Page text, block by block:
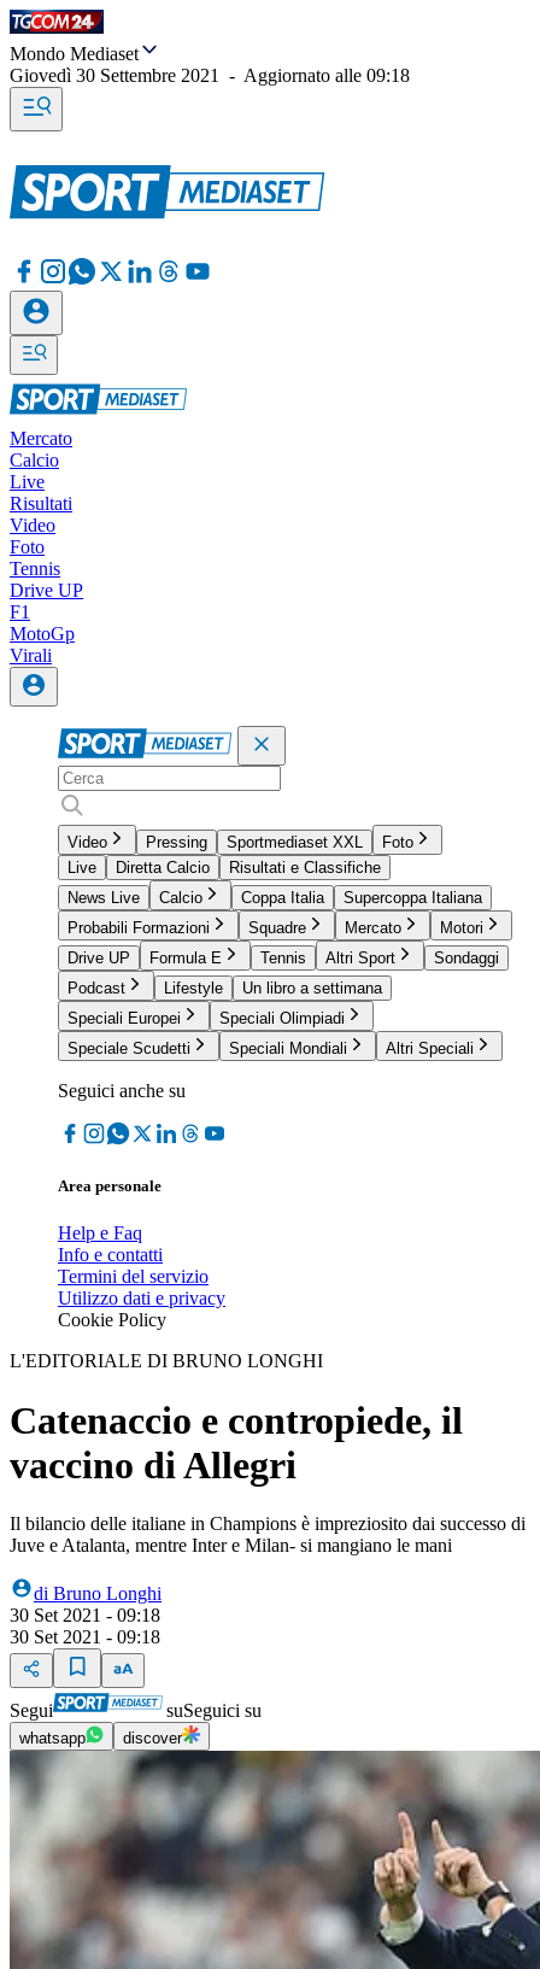
Mondo Mediaset
Giovedì 30 Settembre 2021
- Aggiornato alle 09:18
Mercato
Calcio
Live
Risultati
Video
Foto
Tennis
Drive UP
F1
MotoGp
Virali
Video Pressing Sportmediaset XXL
Foto
Live
Diretta Calcio
Risultati e Classifiche
News Live
Calcio Coppa Italia
Supercoppa Italiana
Probabili Formazioni
Squadre Mercato
Motori
Drive UP
Formula E Tennis Altri Sport
Sondaggi
Podcast
Lifestyle
Un libro a settimana
Speciali Europei
Speciali Olimpiadi
Speciale Scudetti
Speciali Mondiali Altri Speciali
Seguici anche su
Area personale
Help e Faq
Info e contatti
Termini del servizio
Utilizzo dati e privacy
Cookie Policy
L'EDITORIALE DI BRUNO LONGHI
Catenaccio e contropiede, il
vaccino di Allegri
Il bilancio delle italiane in Champions è impreziosito dai successo di
Juve e Atalanta, mentre Inter e Milan- si mangiano le mani
di Bruno Longhi
30 Set 2021 - 09:18
30 Set 2021 - 09:18
Segui suSeguici su
whatsapp discover